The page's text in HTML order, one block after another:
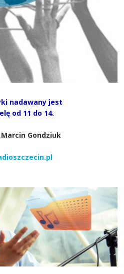
nadawany jest
od 11 do 14.
Gondziuk